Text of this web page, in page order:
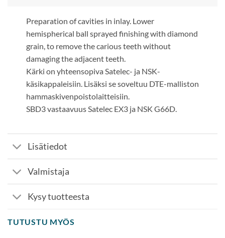
Preparation of cavities in inlay. Lower
hemispherical ball sprayed finishing with diamond
grain, to remove the carious teeth without
damaging the adjacent teeth.
Kärki on yhteensopiva Satelec- ja NSK-
käsikappaleisiin. Lisäksi se soveltuu DTE-malliston
hammaskivenpoistolaitteisiin.
SBD3 vastaavuus Satelec EX3 ja NSK G66D.
Lisätiedot
Valmistaja
Kysy tuotteesta
TUTUSTU MYÖS